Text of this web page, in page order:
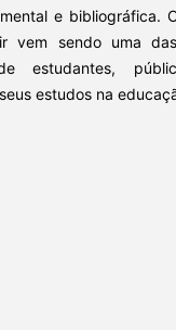
e bibliográfica.
vem sendo uma
estudantes,
estudos na